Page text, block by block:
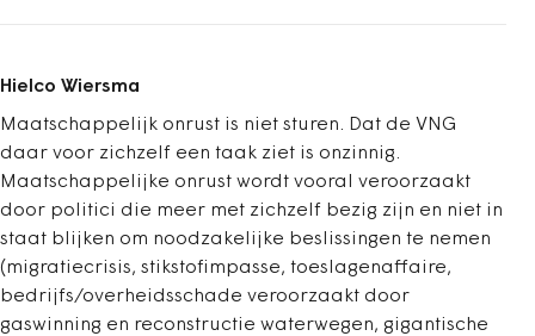
Hielco Wiersma
Maatschappelijk onrust is niet sturen. Dat de VNG
daar voor zichzelf een taak ziet is onzinnig.
Maatschappelijke onrust wordt vooral veroorzaakt
door politici die meer met zichzelf bezig zijn en niet in
staat blijken om noodzakelijke beslissingen te nemen
(migratiecrisis, stikstofimpasse, toeslagenaffaire,
bedrijfs/overheidsschade veroorzaakt door
gaswinning en reconstructie waterwegen, gigantische